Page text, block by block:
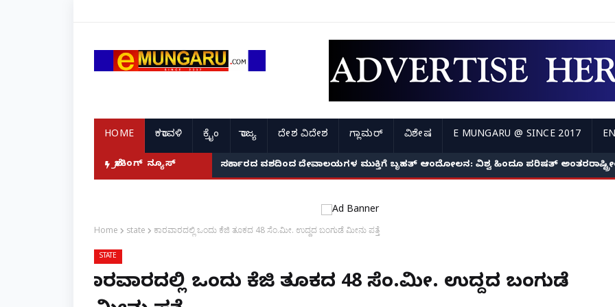
HOME ಕರಾವಳಿ ಕ್ರೈಂ ರಾಜ್ಯ ದೇಶ ವಿದೇಶ ಗ್ಲಾಮರ್ ವಿಶೇಷ E MUNGARU @ SINCE 2017
ಬ್ರೇಕಿಂಗ್ ನ್ಯೂಸ್ ಸರ್ಕಾರದ ವಶದಿಂದ ದೇವಾಲಯಗಳ ಮುಕ್ತಿಗೆ ಬೃಹತ್ ಆಂದೋಲನ: ವಿಶ್ವ ಹಿಂದೂ ಪರಿಷತ್
Home state ಕಾರವಾರದಲ್ಲಿ ಒಂದು ಕೆಜಿ ತೂಕದ 48 ಸೆಂ.ಮೀ. ಉದ್ದದ ಬಂಗುಡೆ ಮೀನು ಪತ್ತೆ
STATE
ಕಾರವಾರದಲ್ಲಿ ಒಂದು ಕೆಜಿ ತೂಕದ 48 ಸೆಂ.ಮೀ. ಉದ್ದದ ಬಂಗುಡೆ